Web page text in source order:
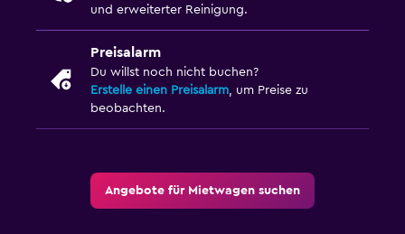
und erweiterter Reinigung.
Preisalarm
Du willst noch nicht buchen?
Erstelle einen Preisalarm, um Preise zu
beobachten.
Angebote für Mietwagen suchen